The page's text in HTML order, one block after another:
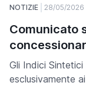
NOTIZIE 28/05/2026
Comunicato
Gli Indici
esclusivamente